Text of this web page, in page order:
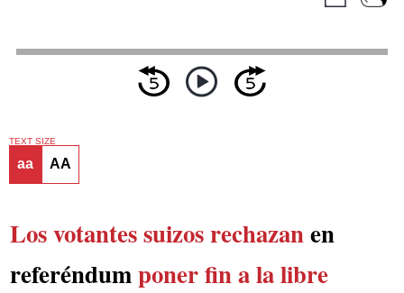
TEXT SIZE
aa AA
Los votantes suizos rechazanen
referéndumponer fin a la libre